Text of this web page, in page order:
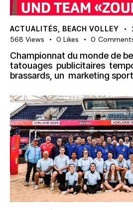
ACTUALITÉS BEACH VOLLEY
568 Views 0 Likes 0
Championnat du monde de
tatouages publicitaires
brassards, un marketing